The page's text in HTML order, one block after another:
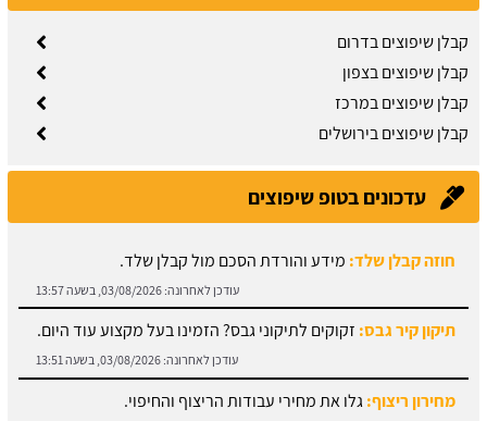
קבלן שיפוצים בדרום
קבלן שיפוצים בצפון
קבלן שיפוצים במרכז
קבלן שיפוצים בירושלים
עדכונים בטופ שיפוצים
חוזה קבלן שלד:מידע והורדת הסכם מול קבלן שלד.
עודכן לאחרונה:03/08/2026, בשעה 13:57
תיקון קיר גבס:זקוקים לתיקוני גבס? הזמינו בעל מקצוע עוד היום.
עודכן לאחרונה:03/08/2026, בשעה 13:51
מחירון ריצוף:גלו את מחירי עבודות הריצוף והחיפוי.
עודכן לאחרונה: 03/08/2026, בשעה 13:43
מתקין פרקטים:עץ או למינציה? כל הסוגים כאן.